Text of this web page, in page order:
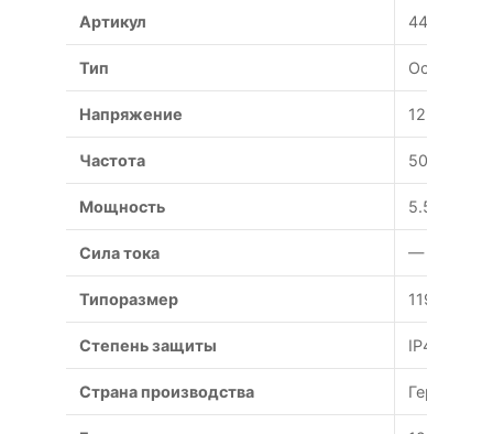
Артикул 4412N
Тип Осевой
Напряжение 12 В
Частота 50 Гц
Мощность 5.5 Вт
Сила тока — А
Типоразмер
Степень защиты IP44
Страна производства Германия